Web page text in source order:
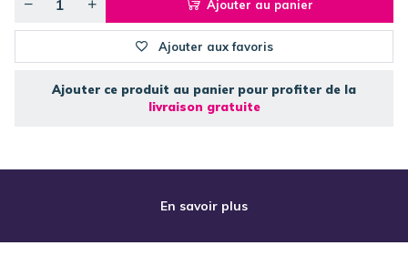
Ajouter au panier
Ajouter aux favoris
Ajouter ce produit au panier pour profiter de la
livraison gratuite
En savoir plus